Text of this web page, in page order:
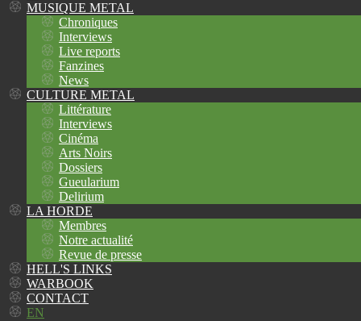
MUSIQUE METAL
Chroniques
Interviews
Live reports
Fanzines
News
CULTURE METAL
Littérature
Interviews
Cinéma
Arts Noirs
Dossiers
Gueularium
Delirium
LA HORDE
Membres
Notre actualité
Revue de presse
HELL'S LINKS
WARBOOK
CONTACT
EN